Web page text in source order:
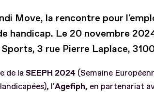
Move, la rencontre pour
handicap. Le 20 novembre
Sports, 3 rue Pierre Laplace,
de la SEEPH 2024 (Semaine
l'Agefiph, en partenariat